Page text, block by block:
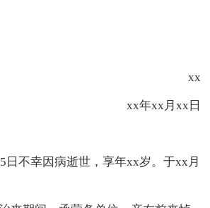
xx
xx年xx月xx日
日不幸因病逝世，享年xx岁。于xx月